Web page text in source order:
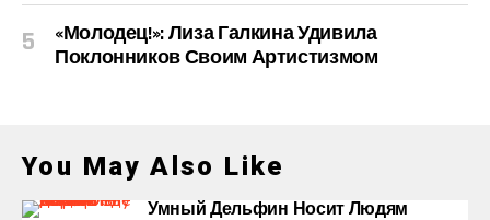
«Молодец!»: Лиза Галкина Удивила
Поклонников Своим Артистизмом
You May Also Like
Умный Дельфин Носит Людям